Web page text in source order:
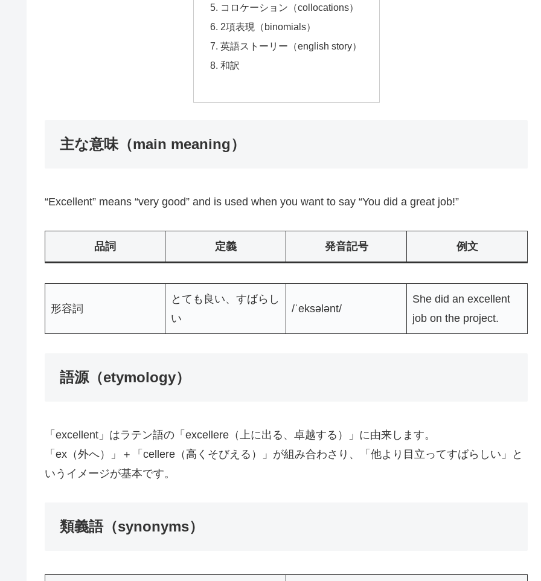
コロケーション（collocations）
2項表現（binomials）
英語ストーリー（english story）
和訳
主な意味（main meaning）
“Excellent” means “very good” and is used when you want to say “You did a great job!”
品詞 定義 発音記号 例文
形容詞
とても良い、すばらし
い
/ˈeksələnt/
She did an excellent
job on the project.
語源（etymology）
「excellent」はラテン語の「excellere（上に出る、卓越する）」に由来します。
「ex（外へ）」＋「cellere（高くそびえる）」が組み合わさり、「他より目立ってすばらしい」と
いうイメージが基本です。
類義語（synonyms）